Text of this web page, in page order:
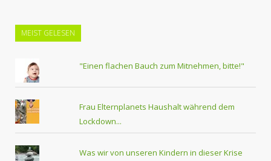
MEIST GELESEN
"Einen flachen Bauch zum Mitnehmen, bitte!"
Frau Elternplanets Haushalt während dem
Lockdown...
Was wir von unseren Kindern in dieser Krise